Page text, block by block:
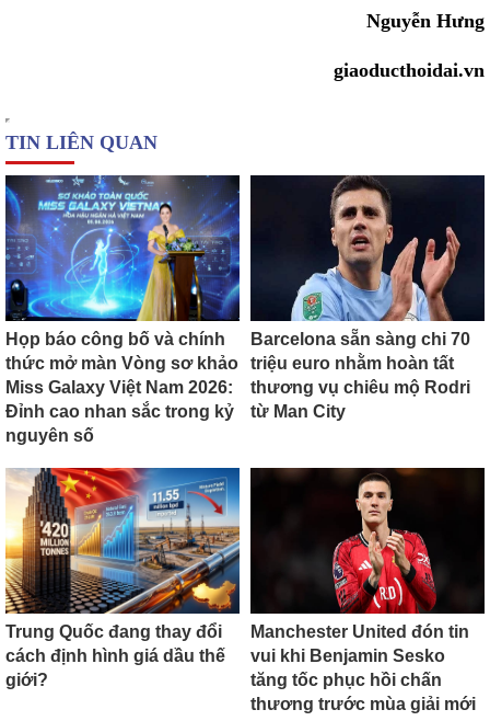
Nguyễn Hưng
giaoducthoidai.vn
TIN LIÊN QUAN
Họp báo công bố và chính
thức mở màn Vòng sơ khảo
Miss Galaxy Việt Nam 2026:
Đỉnh cao nhan sắc trong kỷ
nguyên số
Barcelona sẵn sàng chi 70
triệu euro nhằm hoàn tất
thương vụ chiêu mộ Rodri
từ Man City
Trung Quốc đang thay đổi
cách định hình giá dầu thế
giới?
Manchester United đón tin
vui khi Benjamin Sesko
tăng tốc phục hồi chấn
thương trước mùa giải mới